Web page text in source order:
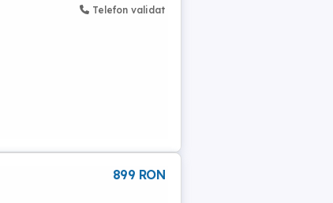
Telefon validat
899 RON